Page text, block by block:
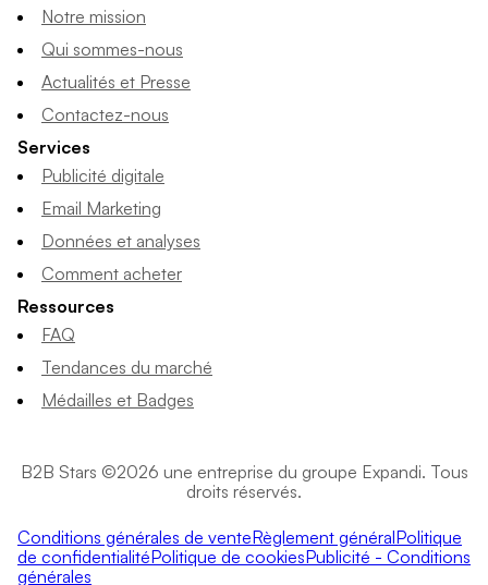
Notre mission
Qui sommes-nous
Actualités et Presse
Contactez-nous
Services
Publicité digitale
Email Marketing
Données et analyses
Comment acheter
Ressources
FAQ
Tendances du marché
Médailles et Badges
B2B Stars ©2026 une entreprise du groupe Expandi. Tous
droits réservés.
Conditions générales de venteRèglement généralPolitique
de confidentialitéPolitique de cookiesPublicité - Conditions
générales